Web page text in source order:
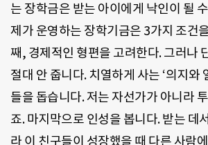
는 장학금은 받는 아이에게 낙인이 될
제가 운영하는 장학기금은 3가지 조건
째, 경제적인 형편을 고려한다. 그러나
절대 안 줍니다. 치열하게 사는 ‘의지와
들을 돕습니다. 저는 자선가가 아니라
죠. 마지막으로 인성을 봅니다. 받는 데
라 이 친구들이 성장했을 때 다른 사람